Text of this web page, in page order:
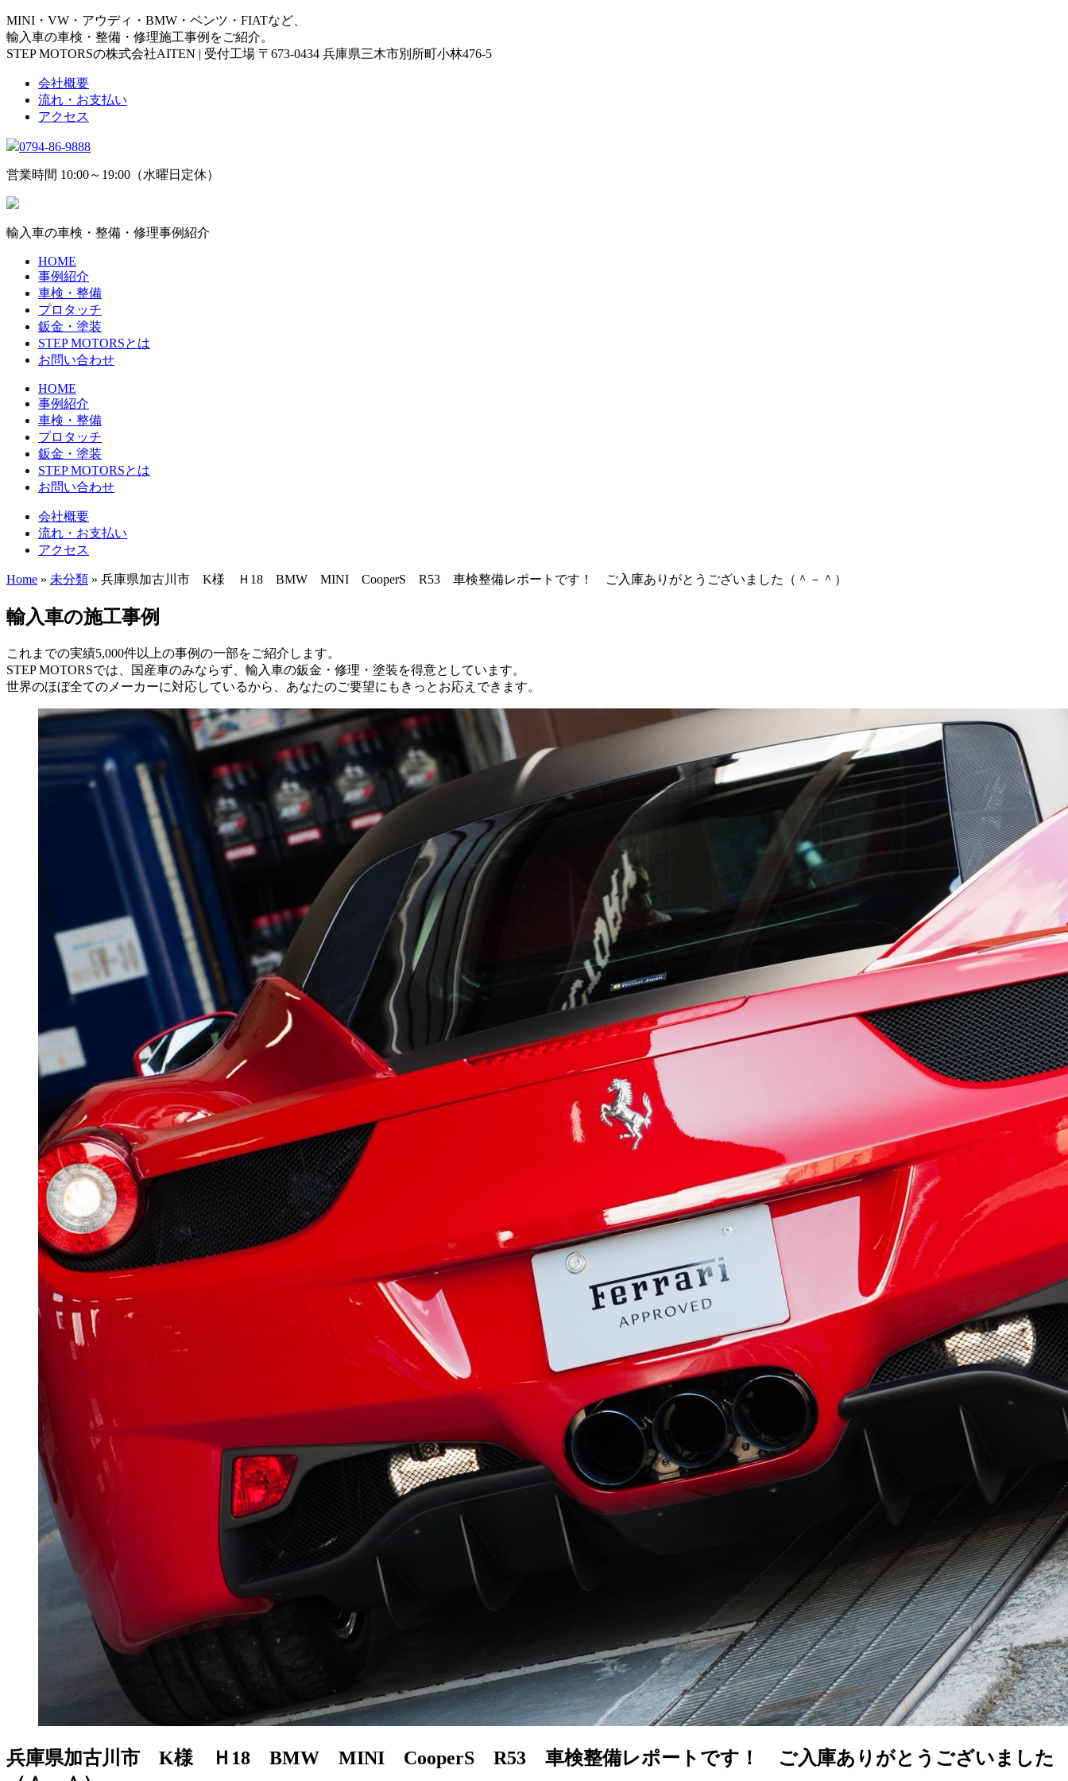
MINI・VW・アウディ・BMW・ベンツ・FIATなど、
輸入車の車検・整備・修理施工事例をご紹介。
STEP MOTORSの株式会社AITEN | 受付工場 〒673-0434 兵庫県三木市別所町小林476-5
会社概要
流れ・お支払い
アクセス
0794-86-9888
営業時間 10:00～19:00（水曜日定休）
輸入車の車検・整備・修理事例紹介
HOME
事例紹介
車検・整備
プロタッチ
鈑金・塗装
STEP MOTORSとは
お問い合わせ
HOME
事例紹介
車検・整備
プロタッチ
鈑金・塗装
STEP MOTORSとは
お問い合わせ
会社概要
流れ・お支払い
アクセス
Home » 未分類 » 兵庫県加古川市 K様 Ｈ18 BMW MINI CooperS R53 車検整備レポートです！ ご入庫ありがとうございました（＾－＾）
輸入車の施工事例
これまでの実績5,000件以上の事例の一部をご紹介します。
STEP MOTORSでは、国産車のみならず、輸入車の鈑金・修理・塗装を得意としています。
世界のほぼ全てのメーカーに対応しているから、あなたのご要望にもきっとお応えできます。
兵庫県加古川市 K様 Ｈ18 BMW MINI CooperS R53 車検整備レポートです！ ご入庫ありがとうございました